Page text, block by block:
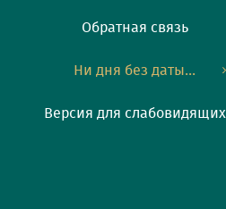
Обратная связь
Ни дня без даты...
Версия для слабовидящих